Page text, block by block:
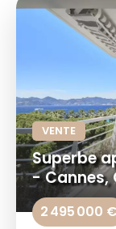
VENTE
Superbe
- Cannes,
2 495 000 €